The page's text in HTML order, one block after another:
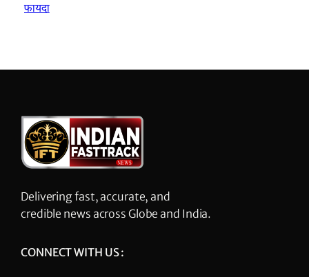
फायदा
Delivering fast, accurate, and
credible news across Globe and India.
CONNECT WITH US :